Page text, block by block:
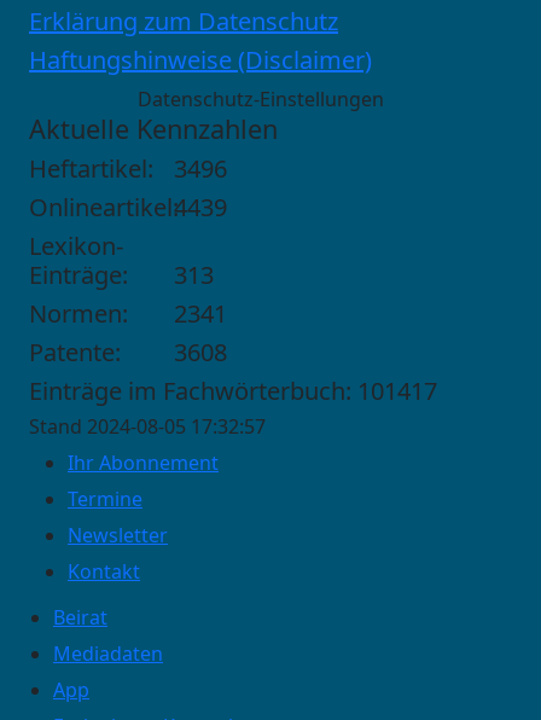
Erklärung zum Datenschutz
Haftungshinweise (Disclaimer)
Datenschutz-Einstellungen
Aktuelle Kennzahlen
Heftartikel:
3496
Onlineartikel:4439
Lexikon-
Einträge:
313
Normen:
2341
Patente:
3608
Einträge im Fachwörterbuch: 101417
Stand 2024-08-05 17:32:57
Ihr Abonnement
Termine
Newsletter
Kontakt
Beirat
Mediadaten
App